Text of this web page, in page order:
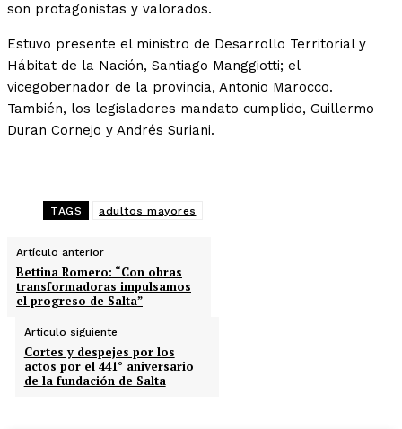
son protagonistas y valorados.
Estuvo presente el ministro de Desarrollo Territorial y
Hábitat de la Nación, Santiago Manggiotti; el
vicegobernador de la provincia, Antonio Marocco.
También, los legisladores mandato cumplido, Guillermo
Duran Cornejo y Andrés Suriani.
TAGS adultos mayores
Artículo anterior
Bettina Romero: “Con obras
transformadoras impulsamos
el progreso de Salta”
Artículo siguiente
Cortes y despejes por los
actos por el 441° aniversario
de la fundación de Salta